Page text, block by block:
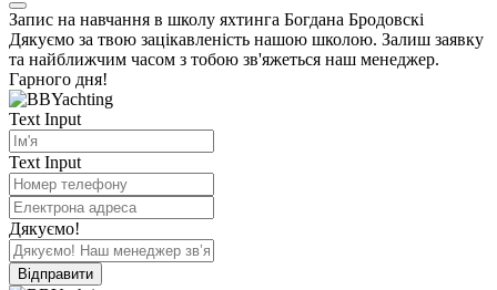
Запис на навчання в школу яхтинга Богдана Бродовскі
Дякуємо за твою зацікавленість нашою школою. Залиш заявку
та найближчим часом з тобою зв'яжеться наш менеджер.
Гарного дня!
Text Input
Text Input
Дякуємо!
Відправити